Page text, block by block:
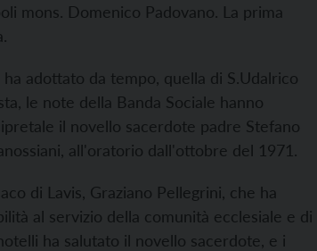
mons. Domenico Padovano. La prima
adottato da tempo, quella di S.Udalrico
le note della Banda Sociale hanno
il novello sacerdote padre Stefano
all'oratorio dall'ottobre del 1971.
di Lavis, Graziano Pellegrini, che ha
al servizio della comunità ecclesiale e di
ha salutato il novello sacerdote, e i